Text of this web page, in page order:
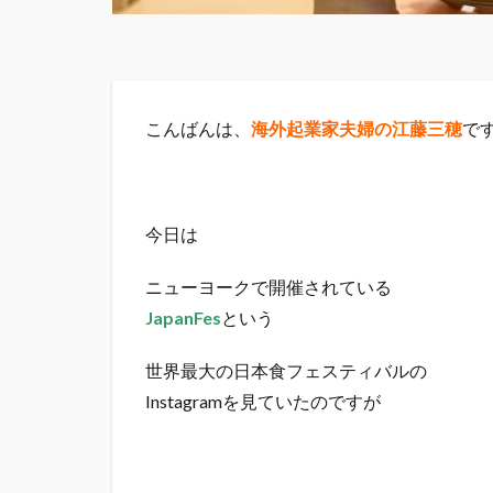
こんばんは、 海外起業家夫婦の江藤三穂で
今日は
ニューヨークで開催されている
JapanFes という
世界最大の日本食フェスティバルの
Instagramを見ていたのですが